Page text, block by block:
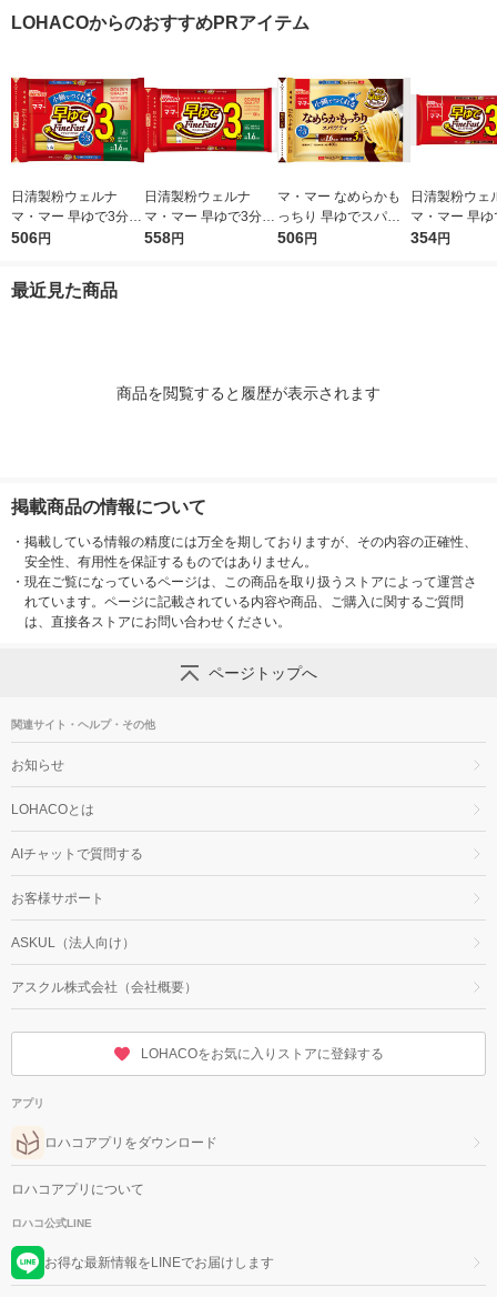
LOHACOからのおすすめPRアイテム
日清製粉ウェルナ
マ・マー 早ゆで3分ス
パゲティ2/3サイズ1.6
506円
日清製粉ウェルナ
マ・マー 早ゆで3分ス
パゲティ 1.6mm チャ
558円
マ・マー なめらかも
っちり 早ゆでスパゲ
ティ 2/3サイズ チャッ
506円
日清製粉ウェ
マ・マー 早
ゲティ
354円
最近見た商品
商品を閲覧すると履歴が表示されます
掲載商品の情報について
・ 掲載している情報の精度には万全を期しておりますが、その内容の正確性、
安全性、有用性を保証するものではありません。
・ 現在ご覧になっているページは、この商品を取り扱うストアによって運営さ
れています。ページに記載されている内容や商品、ご購入に関するご質問
は、直接各ストアにお問い合わせください。
ページトップへ
関連サイト・ヘルプ・その他
お知らせ
LOHACOとは
AIチャットで質問する
お客様サポート
ASKUL（法人向け）
アスクル株式会社（会社概要）
LOHACOをお気に入りストアに登録する
アプリ
ロハコアプリをダウンロード
ロハコアプリについて
ロハコ公式LINE
お得な最新情報をLINEでお届けします